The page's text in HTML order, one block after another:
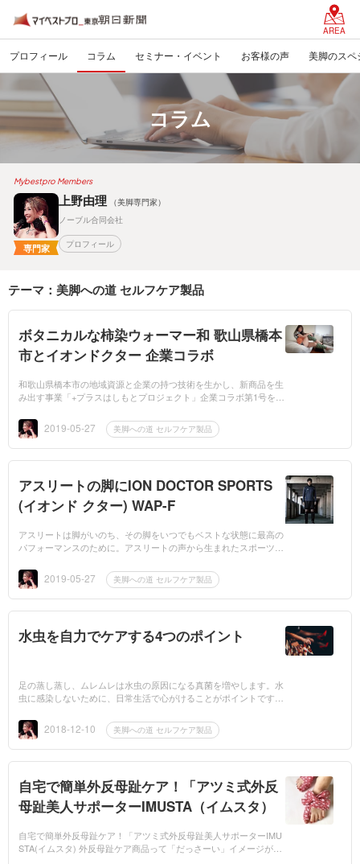
AREA
プロフィール コラム セミナー・イベント お客様の声 美脚のスペ
コラム
Mybestpro Members
専門家
上野由理
（美脚専門家）
ノーブル合同会社
プロフィール
テーマ：美脚への道 セルフケア製品
ボタニカルな柿染ウォーマー和 歌山県橋本
市とイオンドクター 企業コラボ
和歌山県橋本市の地域資源と企業の持つ技術を生かし、新商品を生
み出す事業「+プラスはしもとプロジェクト」企業コラボ第1号をご
2019-05-27 美脚への道 セルフケア製品
アスリートの脚にION DOCTOR SPORTS
(イオンド クター) WAP-F
アスリートは脚がいのち、その脚をいつでもベストな状態に最高の
パフォーマンスのために。アスリートの声から生まれたスポーツギ
コ...
2019-05-27 美脚への道 セルフケア製品
水虫を自力でケアする4つのポイント
足の蒸し蒸し、ムレムレは水虫の原因になる真菌を増やします。水
虫に感染しないために、日常生活で心がけることがポイントです。
角質にいる...2018-12-10 美脚への道 セルフケア製品
自宅で簡単外反母趾ケア！「アツミ式外反
母趾美人サポーターIMUSTA（イムスタ）
自宅で簡単外反母趾ケア！「アツミ式外反母趾美人サポーターIMU
STA(イムスタ) 外反母趾ケア商品って「だっさーい」イメージがつ